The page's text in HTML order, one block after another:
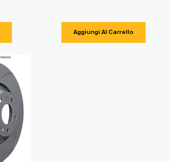
Aggiungi Al Carrello